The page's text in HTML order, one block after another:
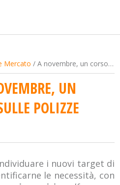
Mercato / A novembre, un corso on line sulle polizze salute
UN
POLIZZE
i nuovi target di
le necessità, con